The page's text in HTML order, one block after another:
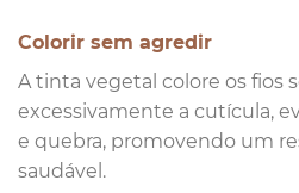
Colorir sem agredir
A tinta vegetal colore os fios
excessivamente a cutícula,
e quebra, promovendo um
saudável.